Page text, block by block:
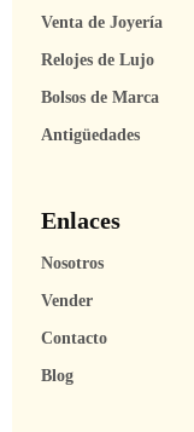
Venta de Joyería
Relojes de Lujo
Bolsos de Marca
Antigüedades
Enlaces
Nosotros
Vender
Contacto
Blog